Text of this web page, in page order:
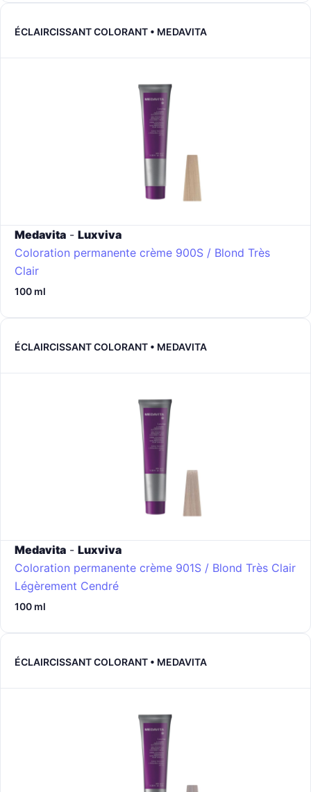
ÉCLAIRCISSANT COLORANT • MEDAVITA
Medavita - Luxviva
Coloration permanente crème 900S / Blond Très
Clair
100 ml
ÉCLAIRCISSANT COLORANT • MEDAVITA
Medavita - Luxviva
Coloration permanente crème 901S / Blond Très Clair
Légèrement Cendré
100 ml
ÉCLAIRCISSANT COLORANT • MEDAVITA